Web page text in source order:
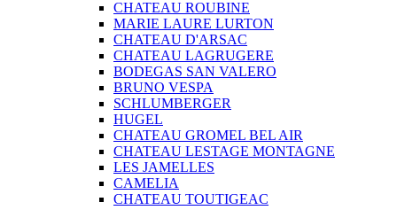
CHATEAU ROUBINE
MARIE LAURE LURTON
CHATEAU D'ARSAC
CHATEAU LAGRUGERE
BODEGAS SAN VALERO
BRUNO VESPA
SCHLUMBERGER
HUGEL
CHATEAU GROMEL BEL AIR
CHATEAU LESTAGE MONTAGNE
LES JAMELLES
CAMELIA
CHATEAU TOUTIGEAC